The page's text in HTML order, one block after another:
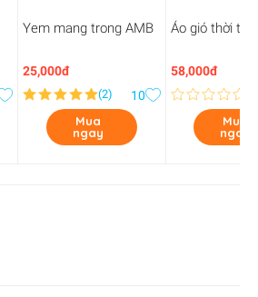
Yem mang trong AMB
25,000đ
(2)
10
Mua
ngay
Áo gió thời
58,000đ
Mua
ngay